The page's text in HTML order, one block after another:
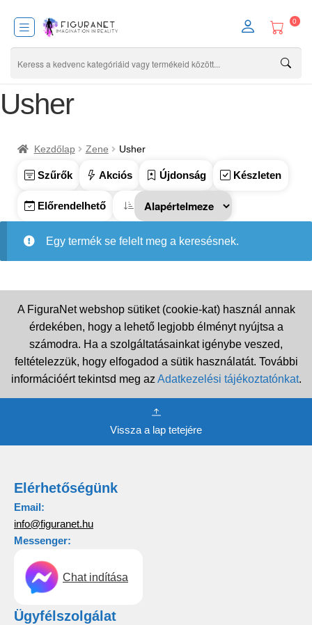
0
Usher
Kezdőlap Zene Usher
Szűrők Akciós Újdonság Készleten
Előrendelhető
Egy termék se felelt meg a keresésnek.
A FiguraNet webshop sütiket (cookie-kat) használ annak
érdekében, hogy a lehető legjobb élményt nyújtsa a
számodra. Ha a szolgáltatásainkat igénybe veszed,
feltételezzük, hogy elfogadod a sütik használatát. További
információért tekintsd meg az Adatkezelési tájékoztatónkat.
Vissza a lap tetejére
Elérhetőségünk
Email:
info@figuranet.hu
Messenger:
Chat indítása
Ügyfélszolgálat